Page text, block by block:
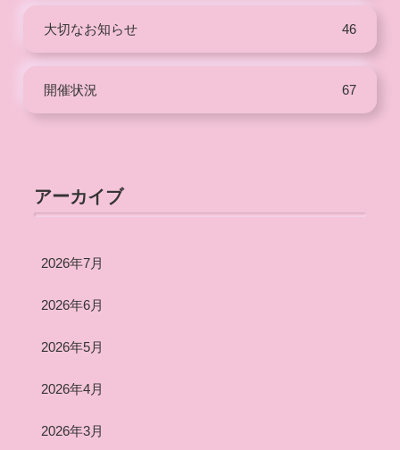
大切なお知らせ 46
開催状況 67
アーカイブ
2026年7月
2026年6月
2026年5月
2026年4月
2026年3月